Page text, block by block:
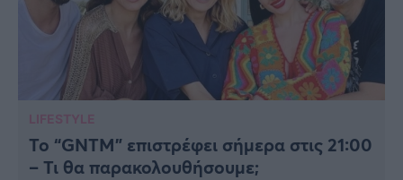
LIFESTYLE
Το “GNTM” επιστρέφει σήμερα στις 21:00
– Τι θα παρακολουθήσουμε;